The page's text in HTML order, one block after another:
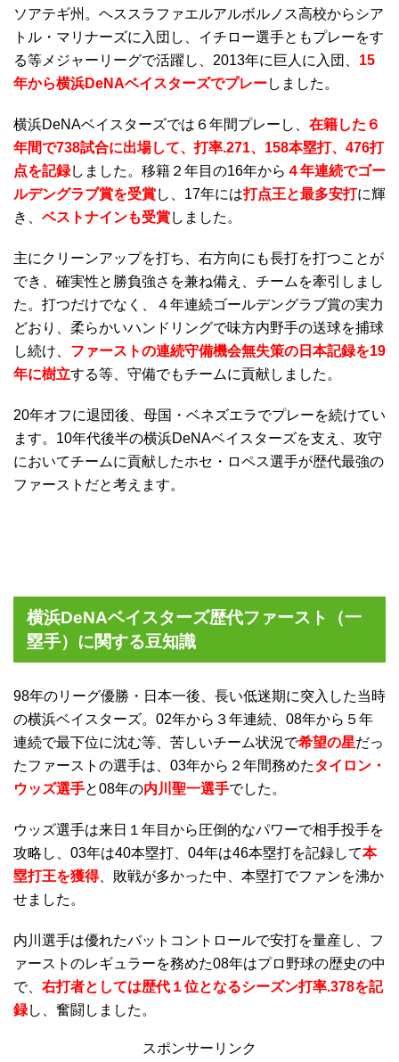
ソアテギ州。ヘススラファエルアルボルノス高校からシア
トル・マリナーズに入団し、イチロー選手ともプレーをす
る等メジャーリーグで活躍し、2013年に巨人に入団、 15
年から横浜DeNAベイスターズでプレーしました。
横浜DeNAベイスターズでは６年間プレーし、 在籍した６
年間で738試合に出場して、打率.271、158本塁打、476打
点を記録しました。移籍２年目の16年から ４年連続でゴー
ルデングラブ賞を受賞し、17年には打点王と最多安打に輝
き、 ベストナインも受賞しました。
主にクリーンアップを打ち、右方向にも長打を打つことが
でき、確実性と勝負強さを兼ね備え、チームを牽引しまし
た。打つだけでなく、４年連続ゴールデングラブ賞の実力
どおり、柔らかいハンドリングで味方内野手の送球を捕球
し続け、 ファーストの連続守備機会無失策の日本記録を19
年に樹立する等、守備でもチームに貢献しました。
20年オフに退団後、母国・ベネズエラでプレーを続けてい
ます。10年代後半の横浜DeNAベイスターズを支え、攻守
においてチームに貢献したホセ・ロペス選手が歴代最強の
ファーストだと考えます。
横浜DeNAベイスターズ歴代ファースト（一
塁手）に関する豆知識
98年のリーグ優勝・日本一後、長い低迷期に突入した当時
の横浜ベイスターズ。02年から３年連続、08年から５年
連続で最下位に沈む等、苦しいチーム状況で希望の星だっ
たファーストの選手は、03年から２年間務めたタイロン・
ウッズ選手と08年の内川聖一選手でした。
ウッズ選手は来日１年目から圧倒的なパワーで相手投手を
攻略し、03年は40本塁打、04年は46本塁打を記録して本
塁打王を獲得、敗戦が多かった中、本塁打でファンを沸か
せました。
内川選手は優れたバットコントロールで安打を量産し、フ
ァーストのレギュラーを務めた08年はプロ野球の歴史の中
で、 右打者としては歴代１位となるシーズン打率.378を記
録し、奮闘しました。
スポンサーリンク